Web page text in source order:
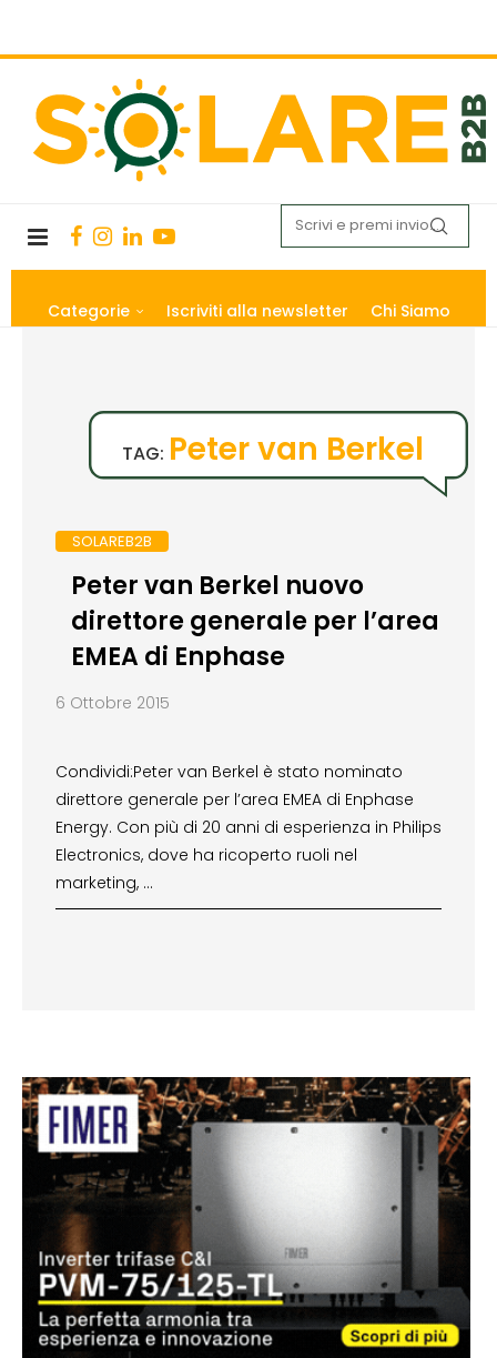
Categorie Iscriviti alla newsletter Chi Siamo
TAG: Peter van Berkel
SOLAREB2B
Peter van Berkel nuovo
direttore generale per l’area
EMEA di Enphase
6 Ottobre 2015
Condividi:Peter van Berkel è stato nominato
direttore generale per l’area EMEA di Enphase
Energy. Con più di 20 anni di esperienza in Philips
Electronics, dove ha ricoperto ruoli nel
marketing, …